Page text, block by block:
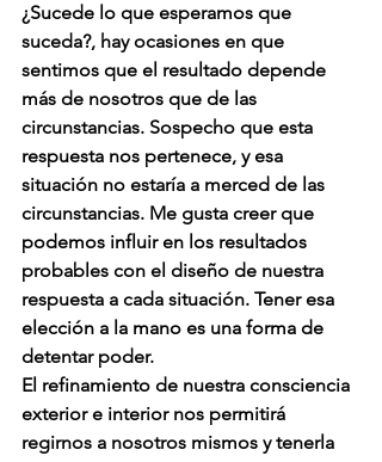
¿Sucede lo que esperamos que
suceda?, hay ocasiones en que
sentimos que el resultado depende
más de nosotros que de las
circunstancias. Sospecho que esta
respuesta nos pertenece, y esa
situación no estaría a merced de las
circunstancias. Me gusta creer que
podemos influir en los resultados
probables con el diseño de nuestra
respuesta a cada situación. Tener esa
elección a la mano es una forma de
detentar poder.
El refinamiento de nuestra consciencia
exterior e interior nos permitirá
regirnos a nosotros mismos y tenerla